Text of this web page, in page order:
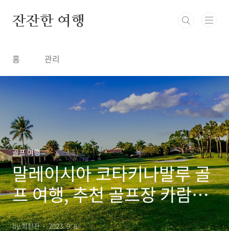
잔잔한 여행
홈 관리
골프 여행
말레이시아 코타키나발루 골
프 여행, 추천 골프장 카람부
나이 달랏베이 수트라하버
by 최잔잔 2023. 9. 8.